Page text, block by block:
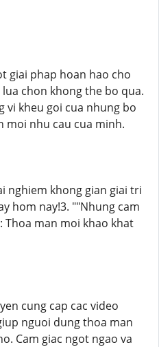
giai phap hoan hao cho
lua chon khong the bo qua.
vi kheu goi cua nhung bo
moi nhu cau cua minh.
nghiem khong gian giai tri
hom nay!3. ""Nhung cam
Thoa man moi khao khat
cung cap cac video
nguoi dung thoa man
Cam giac ngot ngao va